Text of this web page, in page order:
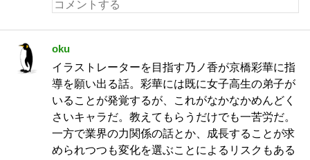
oku
イラストレーターを目指す乃ノ香が京橋彩華に指
導を願い出る話。彩華には既に女子高生の弟子が
いることが発覚するが、これがなかなかめんどく
さいキャラだ。教えてもらうだけでも一苦労だ。
一方で業界の力関係の話とか、成長することが求
められつつも変化を選ぶことによるリスクもある